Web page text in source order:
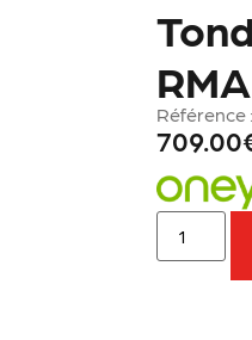
Référence
709.00